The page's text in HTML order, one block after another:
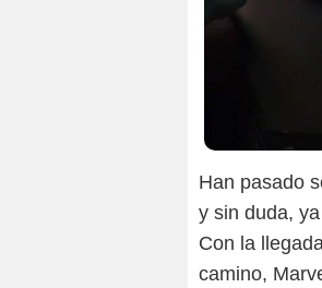
Han pasado
y sin duda,
Con la
camino,